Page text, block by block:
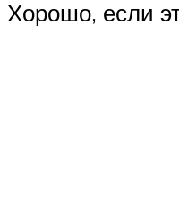
Хорошо, если